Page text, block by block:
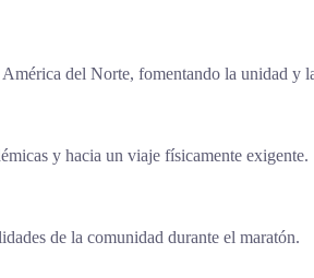
del Norte, fomentando la unidad y
y hacia un viaje físicamente exigente.
de la comunidad durante el maratón.